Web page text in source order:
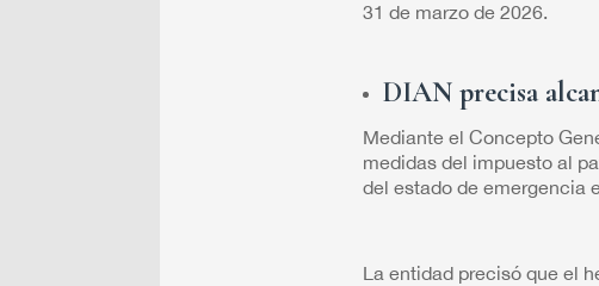
31 de marzo de 2026.
DIAN precisa
Mediante el Concepto
medidas del impuesto al
del estado de emergencia
La entidad precisó que el